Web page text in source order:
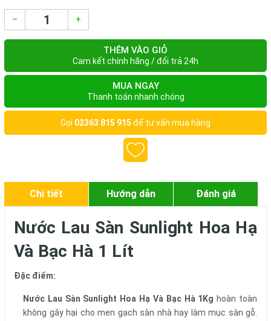
– +
THÊM VÀO GIỎ
Cam kết chính hãng / đổi trả 24h
MUA NGAY
Thanh toán nhanh chóng
Gọi 02363 815 915 để tư vấn mua hàng
Chi tiết Hướng dẫn Đánh giá
Nước Lau Sàn Sunlight Hoa Hạ
Và Bạc Hà 1 Lít
Đặc điểm:
Nước Lau Sàn Sunlight Hoa Hạ Và Bạc Hà 1Kg hoàn toàn
không gây hại cho men gạch sàn nhà hay làm mục sàn gỗ.